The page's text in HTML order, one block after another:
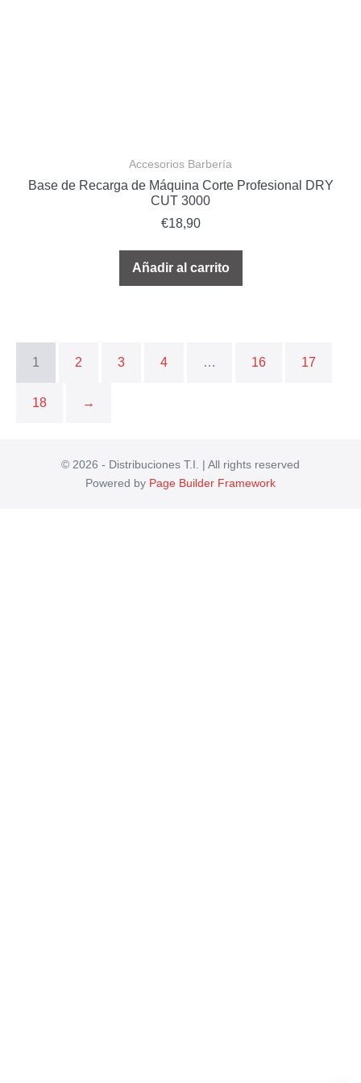
Accesorios Barbería
Base de Recarga de Máquina Corte Profesional DRY
CUT 3000
€18,90
Añadir al carrito
1 2 3 4 … 16 17
18 →
© 2026 - Distribuciones T.I. | All rights reserved
Powered by Page Builder Framework